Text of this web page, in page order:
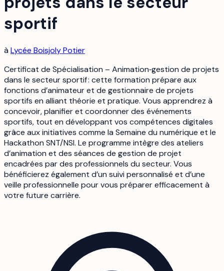
sportif
à Lycée Boisjoly Potier
Certificat de Spécialisation – Animation‑gestion de projets
dans le secteur sportif : cette formation prépare aux
fonctions d’animateur et de gestionnaire de projets
sportifs en alliant théorie et pratique. Vous apprendrez à
concevoir, planifier et coordonner des événements
sportifs, tout en développant vos compétences digitales
grâce aux initiatives comme la Semaine du numérique et le
Hackathon SNT/NSI. Le programme intègre des ateliers
d’animation et des séances de gestion de projet
encadrées par des professionnels du secteur. Vous
bénéficierez également d’un suivi personnalisé et d’une
veille professionnelle pour vous préparer efficacement à
votre future carrière.